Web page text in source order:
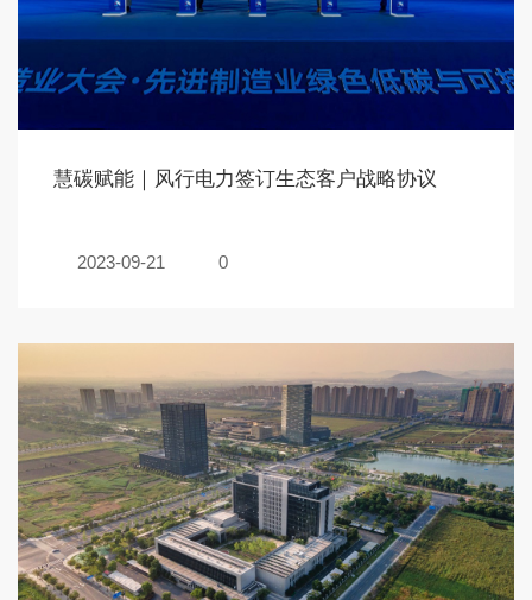
慧碳赋能｜风行电力签订生态客户战略协议
2023-09-21 0